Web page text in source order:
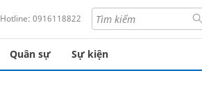
Hotline: 0916118822
Quân sự Sự kiện